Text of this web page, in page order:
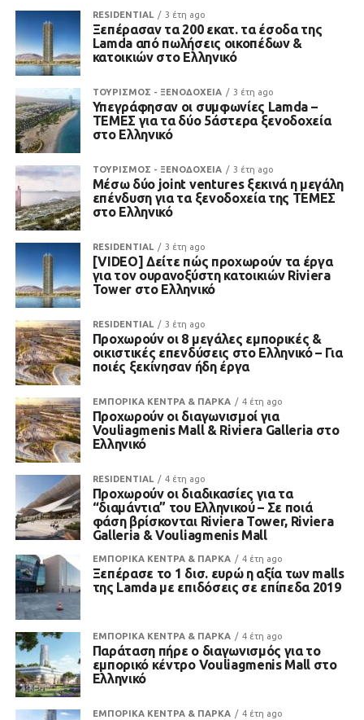
RESIDENTIAL 3 έτη ago
Ξεπέρασαν τα 200 εκατ. τα έσοδα της
Lamda από πωλήσεις οικοπέδων &
κατοικιών στο Ελληνικό
ΤΟΥΡΙΣΜΟΣ - ΞΕΝΟΔΟΧΕΙΑ 3 έτη ago
Υπεγράφησαν οι συμφωνίες Lamda –
ΤΕΜΕΣ για τα δύο 5άστερα ξενοδοχεία
στο Ελληνικό
ΤΟΥΡΙΣΜΟΣ - ΞΕΝΟΔΟΧΕΙΑ 3 έτη ago
Μέσω δύο joint ventures ξεκινά η μεγάλη
επένδυση για τα ξενοδοχεία της ΤΕΜΕΣ
στο Ελληνικό
RESIDENTIAL 3 έτη ago
[VIDEO] Δείτε πώς προχωρούν τα έργα
για τον ουρανοξύστη κατοικιών Riviera
Tower στο Ελληνικό
RESIDENTIAL 3 έτη ago
Προχωρούν οι 8 μεγάλες εμπορικές &
οικιστικές επενδύσεις στο Ελληνικό – Για
ποιές ξεκίνησαν ήδη έργα
ΕΜΠΟΡΙΚΑ ΚΕΝΤΡΑ & ΠΑΡΚΑ 4 έτη ago
Προχωρούν οι διαγωνισμοί για
Vouliagmenis Mall & Riviera Galleria στο
Ελληνικό
RESIDENTIAL 4 έτη ago
Προχωρούν οι διαδικασίες για τα
“διαμάντια” του Ελληνικού – Σε ποιά
φάση βρίσκονται Riviera Tower, Riviera
Galleria & Vouliagmenis Mall
ΕΜΠΟΡΙΚΑ ΚΕΝΤΡΑ & ΠΑΡΚΑ 4 έτη ago
Ξεπέρασε το 1 δισ. ευρώ η αξία των malls
της Lamda με επιδόσεις σε επίπεδα 2019
ΕΜΠΟΡΙΚΑ ΚΕΝΤΡΑ & ΠΑΡΚΑ 4 έτη ago
Παράταση πήρε ο διαγωνισμός για το
εμπορικό κέντρο Vouliagmenis Mall στο
Ελληνικό
ΕΜΠΟΡΙΚΑ ΚΕΝΤΡΑ & ΠΑΡΚΑ 4 έτη ago